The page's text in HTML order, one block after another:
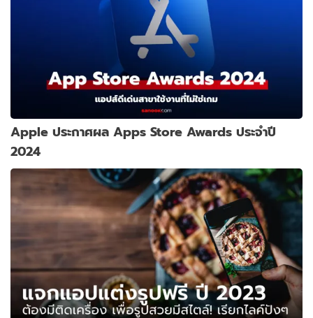
Apple ประกาศผล Apps Store Awards ประจำปี
2024